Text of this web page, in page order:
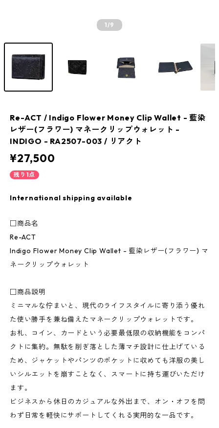
1/9
Re-ACT / Indigo Flower Money Clip Wallet - 藍染
レザー(フラワー) マネークリップウォレット -
INDIGO - RA2507-003 / リアクト
¥27,500
残り1点
International shipping available
□商品名
Re-ACT
Indigo Flower Money Clip Wallet - 藍染レザー(フラワー) マ
ネークリップウォレット
□商品説明
ミニマルな佇まいと、現代のライフスタイルに寄り添う優れ
た使い勝手を兼ね備えたマネークリップウォレットです。
お札、コイン、カードという必要最低限の収納機能をコンパ
クトに集約。無駄を削ぎ落とした薄マチ設計に仕上げている
ため、ジャケットやパンツのポケットに収めても洋服の美し
いシルエットを崩すことなく、スマートに持ち運びいただけ
ます。
ビジネスから休日のカジュアルな外出まで、オン・オフを問
わず日常を軽快にサポートしてくれる実用的な一品です。